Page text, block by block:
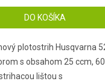
DO KOŠÍKA
plotostrih Husqvarna
s obsahom 25 ccm,
lištou s